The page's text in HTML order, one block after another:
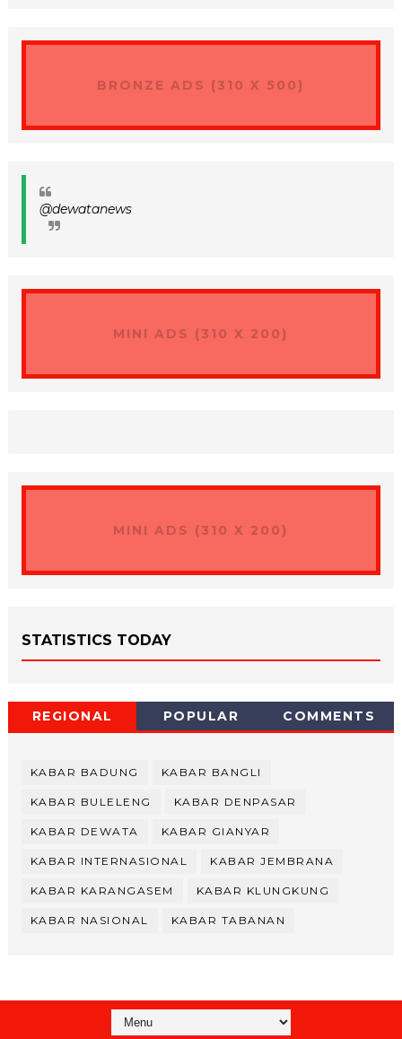
BRONZE ADS (310 X 500)
@dewatanews
MINI ADS (310 X 200)
MINI ADS (310 X 200)
STATISTICS TODAY
REGIONAL POPULAR COMMENTS
KABAR BADUNG KABAR BANGLI
KABAR BULELENG KABAR DENPASAR
KABAR DEWATA KABAR GIANYAR
KABAR INTERNASIONAL KABAR JEMBRANA
KABAR KARANGASEM KABAR KLUNGKUNG
KABAR NASIONAL KABAR TABANAN